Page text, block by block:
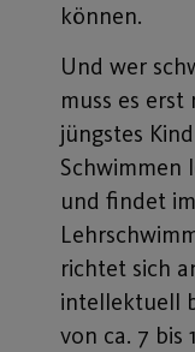
können.
Und wer
muss es
jüngstes
Schwimmen
und findet
richtet sich
intellektuell
von ca. 7 bis